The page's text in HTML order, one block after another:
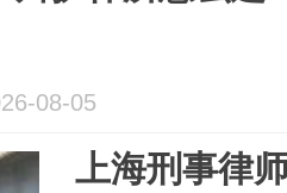
08-05
上海刑事律